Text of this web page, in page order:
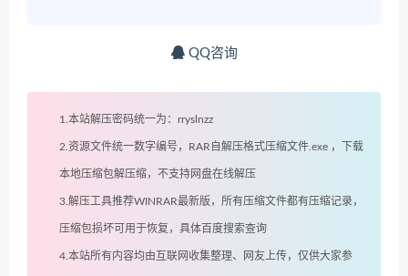
QQ咨询
1.本站解压密码统一为：rryslnzz
2.资源文件统一数字编号，RAR自解压格式压缩文件.exe ，下载
本地压缩包解压缩，不支持网盘在线解压
3.解压工具推荐WINRAR最新版，所有压缩文件都有压缩记录，
压缩包损坏可用于恢复，具体百度搜索查询
4.本站所有内容均由互联网收集整理、网友上传，仅供大家参